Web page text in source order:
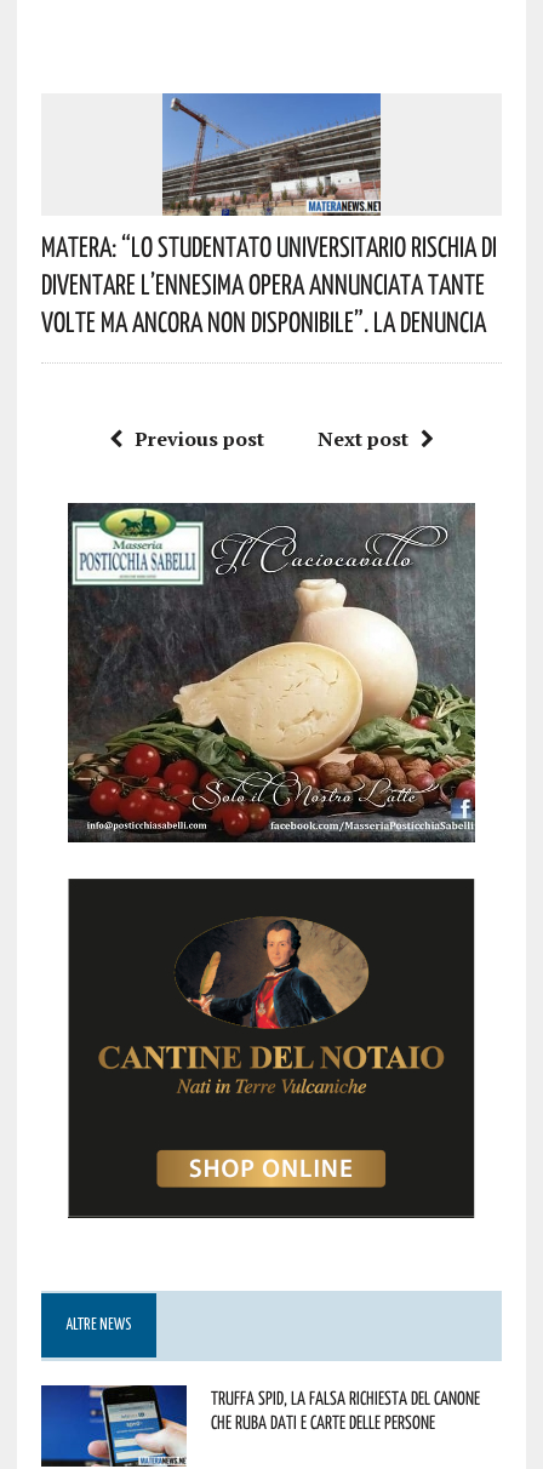
Matera: “Lo Studentato Universitario Rischia Di
Diventare L’ennesima Opera Annunciata Tante
Volte Ma Ancora Non Disponibile”. La Denuncia
Previous post Next post
ALTRE NEWS
Truffa Spid, la falsa richiesta del canone
che ruba dati e carte delle persone